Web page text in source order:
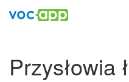
Przysłowia